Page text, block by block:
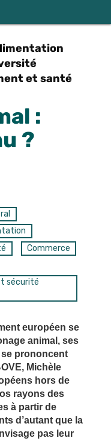
et santé
:
?
Commerce
sécurité
européen se
animal, ses
prononcent
Michèle
hors de
rayons des
à partir de
d’autant que la
pas leur